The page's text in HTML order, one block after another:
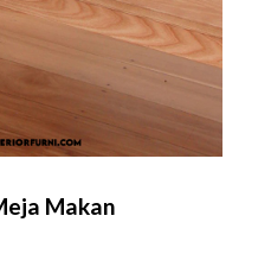
Makan